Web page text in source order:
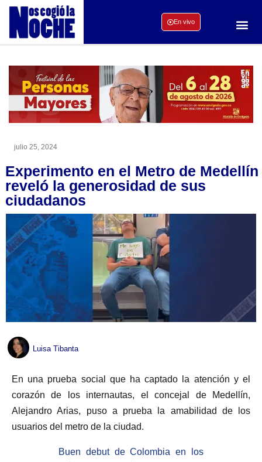
En vivo
julio 25, 2024
Experimento en el Metro de Medellín
reveló la generosidad de sus
ciudadanos
Luisa Tibanta
En una prueba social que ha captado la atención y el
corazón de los internautas, el concejal de Medellín,
Alejandro Arias, puso a prueba la amabilidad de los
usuarios del metro de la ciudad.
Buen debut de Colombia en los